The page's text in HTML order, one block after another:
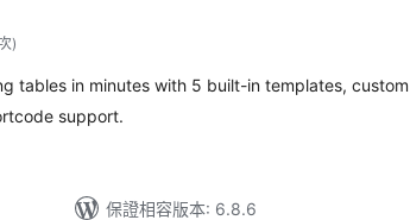
評
分
數
)
tables in minutes with 5 built-in templates, custom
support.
保證相容版本: 6.8.6